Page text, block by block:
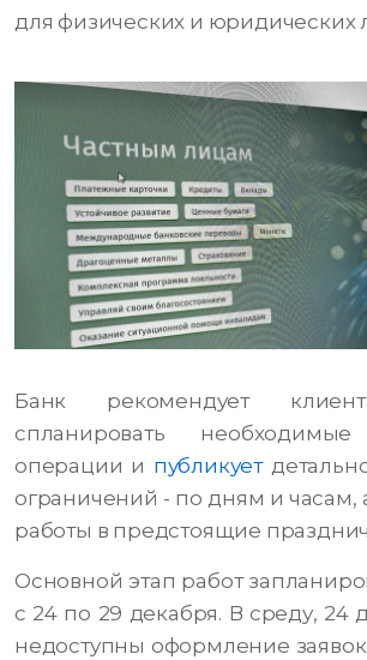
для физических и юридических
Банк рекомендует
спланировать
операции и публикует
ограничений - по дням и часам,
работы в предстоящие
Основной этап работ
с 24 по 29 декабря. В среду, 24
недоступны оформление